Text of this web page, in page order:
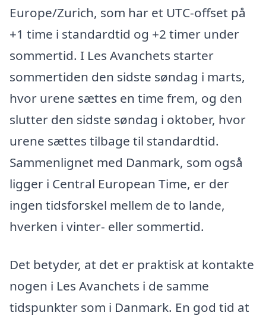
Europe/Zurich, som har et UTC-offset på
+1 time i standardtid og +2 timer under
sommertid. I Les Avanchets starter
sommertiden den sidste søndag i marts,
hvor urene sættes en time frem, og den
slutter den sidste søndag i oktober, hvor
urene sættes tilbage til standardtid.
Sammenlignet med Danmark, som også
ligger i Central European Time, er der
ingen tidsforskel mellem de to lande,
hverken i vinter- eller sommertid.
Det betyder, at det er praktisk at kontakte
nogen i Les Avanchets i de samme
tidspunkter som i Danmark. En god tid at